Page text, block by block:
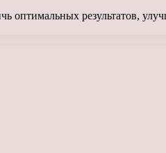
оптимальных результатов,